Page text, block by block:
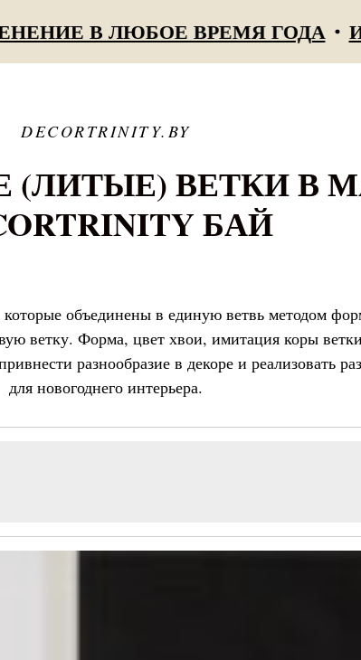
В ЛЮБОЕ ВРЕМЯ ГОДА
DECORTRINITY.BY
ВЕТКИ В
БАЙ
объединены в единую ветвь методом
ветку. Форма, цвет хвои, имитация коры
разнообразие в декоре и реализовать
для новогоднего интерьера.